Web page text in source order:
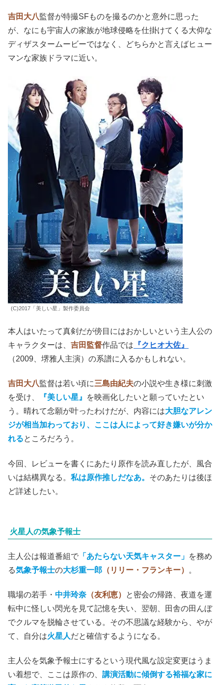
三島由紀夫原作を吉田大八監督が映画化する。それも、平
凡な家族が突如として 「宇宙人」
に覚醒する姿を描いたド
ラマだという。
三島由紀夫
は数多く読んできたし、映画化作品も観てきた
が、これは完全に規格外 だ。純文学作家がこんなSFじみ
た異色作を書いていたとは
、本作の公開まで寡聞にして知
らなかったので、当時慌てて読んでみた記憶がある。
吉田大八
監督が特撮SFものを撮るのかと意外に思った
が、なにも宇宙人の家族が地球侵略を仕掛けてくる大仰な
ディザスタームービーではなく、どちらかと言えばヒュー
マンな家族ドラマに近い。
(C)2017「美しい星」製作委員会
本人はいたって真剣だが傍目にはおかしいという主人公の
キャラクターは、 吉田監督作品では『クヒオ大佐』
（2009、堺雅人主演）の系譜に入るかもしれない。
を受け、『美しい星』
ジが相当加わっており、ここは人によって好き嫌いが分か
れるところだろう。
今回、レビューを書くにあたり原作を読み直したが、風合
いは結構異なる。私は原作推しだなあ。そのあたりは後ほ
ど詳述したい。
火星人の気象予報士